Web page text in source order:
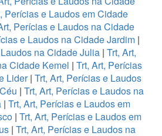
Perícias e Laudos em Cidade
Perícias e Laudos na Cidade
e Laudos na Cidade Jardim|
na Cidade Julia | Trt, Art,
Cidade Kemel | Trt, Art, Perícias
Lider| Trt, Art, Perícias e Laudos
| Trt, Art, Perícias e Laudos na
| Trt, Art, Perícias e Laudos em
| Trt, Art, Perícias e Laudos em
| Trt, Art, Perícias e Laudos na